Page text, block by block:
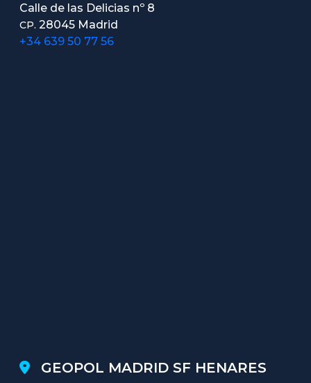
Calle de las Delicias nº 8
CP. 28045 Madrid
+34 639 50 77 56
GEOPOL MADRID SF HENARES